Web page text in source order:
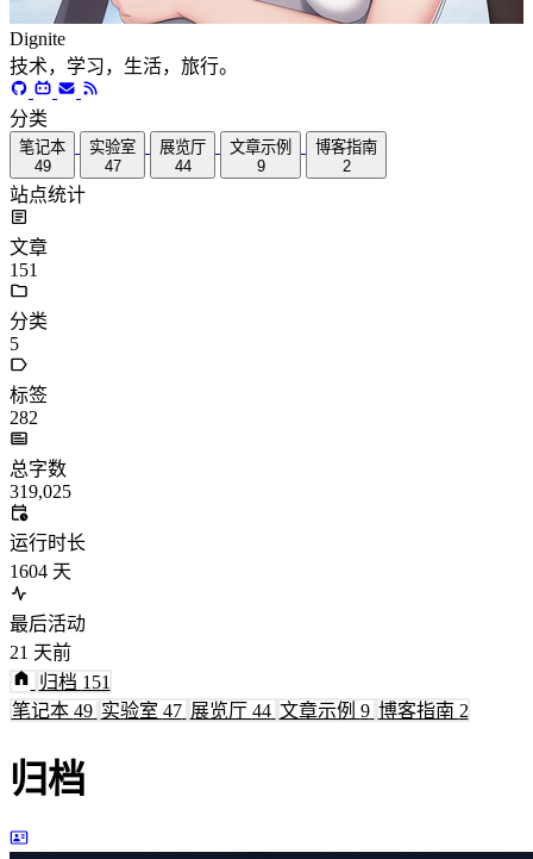
Dignite
技术，学习，生活，旅行。
分类
笔记本
49
实验室
47
展览厅
44
文章示例
9
博客指南
2
站点统计
文章
151
分类
5
标签
282
总字数
319,025
运行时长
1604 天
最后活动
21 天前
归档 151
笔记本 49 实验室 47 展览厅 44 文章示例 9 博客指南 2
归档